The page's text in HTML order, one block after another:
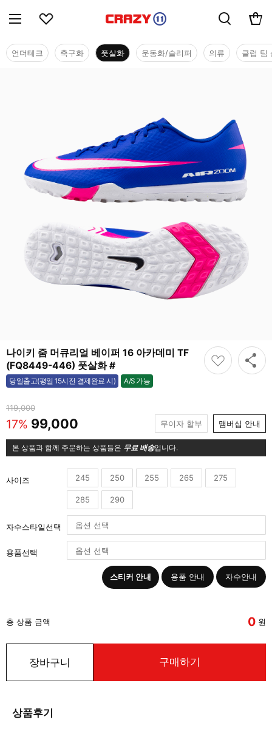
언더테크 축구화 풋살화 운동화/슬리퍼 의류 클럽 팀
나이키 줌 머큐리얼 베이퍼 16 아카데미 TF
(FQ8449-446) 풋살화 #
당일출고(평일 15시전 결제완료 시) A/S 가능
가능
119,000
17% 99,000 무이자 할부 맴버십 안내
본 상품과 함께 주문하는 상품들은 무료 배송입니다.
사이즈 245 250 255 265 275
285 290
자수스타일선택
용품선택
스티커 안내 용품 안내 자수안내
총 상품 금액 0 원
장바구니 구매하기
상품후기